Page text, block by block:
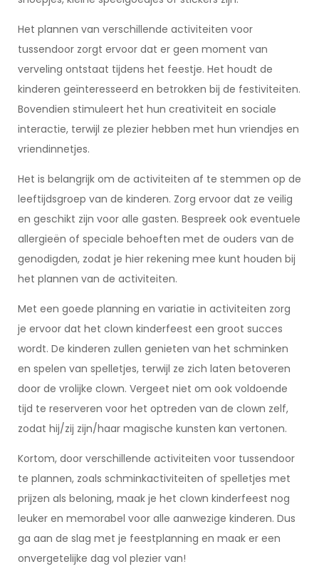
Het plannen van verschillende activiteiten voor
tussendoor zorgt ervoor dat er geen moment van
verveling ontstaat tijdens het feestje. Het houdt de
kinderen geïnteresseerd en betrokken bij de festiviteiten.
Bovendien stimuleert het hun creativiteit en sociale
interactie, terwijl ze plezier hebben met hun vriendjes en
vriendinnetjes.
Het is belangrijk om de activiteiten af te stemmen op de
leeftijdsgroep van de kinderen. Zorg ervoor dat ze veilig
en geschikt zijn voor alle gasten. Bespreek ook eventuele
allergieën of speciale behoeften met de ouders van de
genodigden, zodat je hier rekening mee kunt houden bij
het plannen van de activiteiten.
Met een goede planning en variatie in activiteiten zorg
je ervoor dat het clown kinderfeest een groot succes
wordt. De kinderen zullen genieten van het schminken
en spelen van spelletjes, terwijl ze zich laten betoveren
door de vrolijke clown. Vergeet niet om ook voldoende
tijd te reserveren voor het optreden van de clown zelf,
zodat hij/zij zijn/haar magische kunsten kan vertonen.
Kortom, door verschillende activiteiten voor tussendoor
te plannen, zoals schminkactiviteiten of spelletjes met
prijzen als beloning, maak je het clown kinderfeest nog
leuker en memorabel voor alle aanwezige kinderen. Dus
ga aan de slag met je feestplanning en maak er een
onvergetelijke dag vol plezier van!